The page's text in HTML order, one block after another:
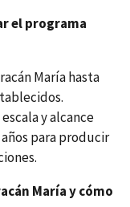
el programa
María hasta
y alcance
para producir
María y cómo